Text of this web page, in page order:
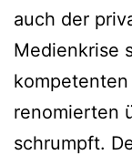
auch der
Medienkrise
renomierten
schrumpft.